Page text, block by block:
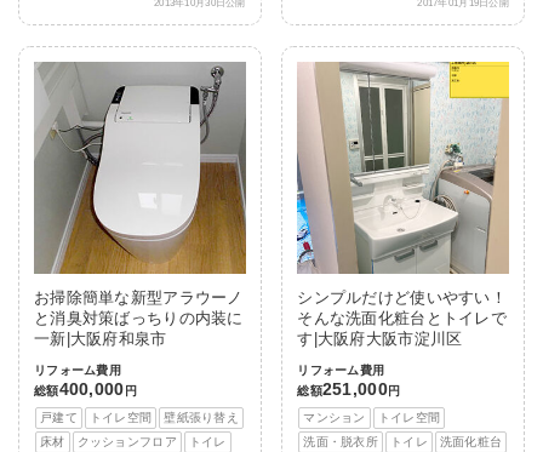
2013年10月30日公開 2017年01月19日公開
お掃除簡単な新型アラウーノ
と消臭対策ばっちりの内装に
一新|大阪府和泉市
リフォーム費用
総額400,000 円
戸建て
トイレ空間
壁紙張り替え
床材
クッションフロア トイレ
シンプルだけど使いやすい！
そんな洗面化粧台とトイレで
す|大阪府大阪市淀川区
リフォーム費用
総額251,000円
マンション
トイレ空間
洗面・脱衣所
トイレ 洗面化粧台